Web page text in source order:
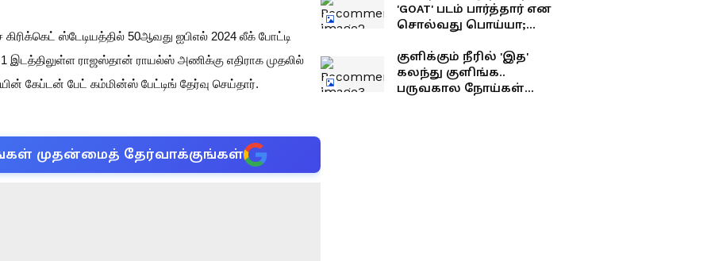
ஸ்டேடியத்தில் 50ஆவது ஐபிஎல் 2024 லீக் போட்டி
1 இடத்திலுள்ள ராஜஸ்தான் ராயல்ஸ் அணிக்கு எதிராக முதலில்
பேட் கம்மின்ஸ் பேட்டிங் தேர்வு செய்தார்.
முதன்மைத் தேர்வாக்குங்கள்
'GOAT' படம் பார்த்தார் என
சொல்வது பொய்யா;
யாருடன் பார்த்தார்
தெரியுமா?
குளிக்கும் நீரில் 'இத'
கலந்து குளிங்க..
பருவகால நோய்கள்